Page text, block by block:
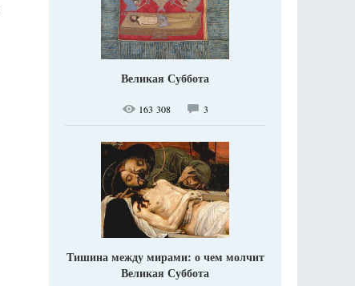
Великая Суббота
163 308 3
Тишина между мирами: о чем молчит
Великая Суббота